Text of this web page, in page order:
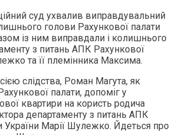
суд ухвалив виправдувальний
голови Рахункової палати
із ним виправдали і колишнього
з питань АПК Рахункової
та її племінника Максима.
слідства, Роман Магута, як
палати, допоміг у
квартири на користь родича
департаменту з питань АПК
України Марії Шулежко. Йдеться про